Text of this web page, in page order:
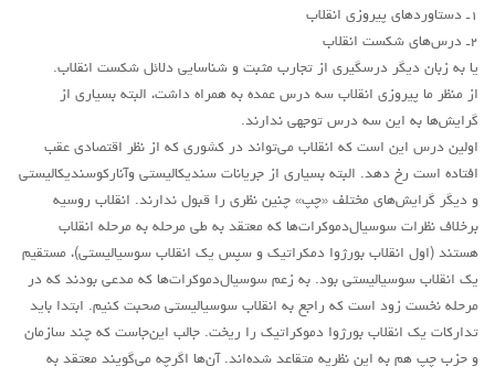
تروتسکیسم
استالینیسم
آنارکو سندیکالیسم
آموزش مارکسیستی
اجتماعی
کمیته اقدام کارگری
جوانان
زنان
تاریخی
۱ـ دستاوردهای پیروزی انقلاب
۲ـ درس‌های شکست انقلاب
یا به زبان دیگر درسگیری از تجارب مثبت و شناسایی دلائل شکست انقلاب.
از منظر ما پیروزی انقلاب سه درس عمده به همراه داشت، البته بسیاری از
گرایش‌ها به این سه درس توجهی ندارند.
اولین درس این است که انقلاب می‌تواند در کشوری که از نظر اقتصادی عقب
افتاده است رخ دهد. البته بسیاری از جریانات سندیکالیستی وآنارکوسندیکالیستی
و دیگر گرایش‌های مختلف «چپ» چنین نظری را قبول ندارند. انقلاب روسیه
برخلاف نظرات سوسیال‌دموکرات‌ها که معتقد به طی مرحله به مرحله انقلاب
هستند (اول انقلاب بورژوا دمکراتیک و سپس یک انقلاب سوسیالیستی)، مستقیم
یک انقلاب سوسیالیستی بود. به زعم سوسیال‌دموکرات‌ها که مدعی بودند که در
مرحله نخست زود است که راجع به انقلاب سوسیالیستی صحبت کنیم. ابتدا باید
تدارکات یک انقلاب بورژوا دموکراتیک را ریخت. جالب این‌جاست که چند سازمان
و حزب چپ هم به این نظریه متقاعد شده‌اند. آن‌ها اگرچه می‌گویند معتقد به